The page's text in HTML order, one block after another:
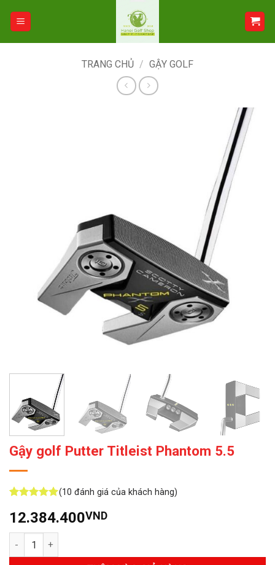
TRANG CHỦ / GẬY GOLF
Gậy golf Putter Titleist Phantom 5.5
dựa trên
đánh giá
(10 đánh giá của khách hàng)
12.384.400VND
Số lượng